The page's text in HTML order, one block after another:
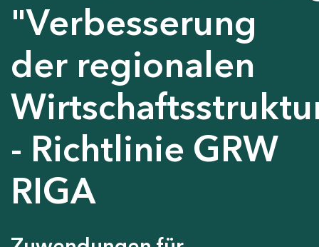
"Verbesserung
der regionalen
- Richtlinie GRW
RIGA